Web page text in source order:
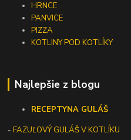
HRNCE
PANVICE
PIZZA
KOTLINY POD KOTLÍKY
Najlepšie z blogu
RECEPTYNA GULÁŠ
-FAZUĽOVÝ GULÁŠ V KOTLÍKU